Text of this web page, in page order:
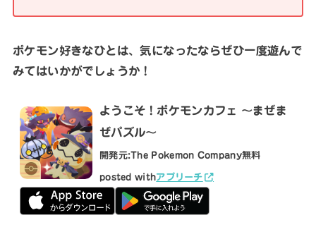
ポケモン好きなひとは、気になったならぜひ一度遊んで
みてはいかがでしょうか！
ようこそ！ポケモンカフェ ～まぜま
ぜパズル～
開発元:The Pokemon Company無料
posted withアプリーチ